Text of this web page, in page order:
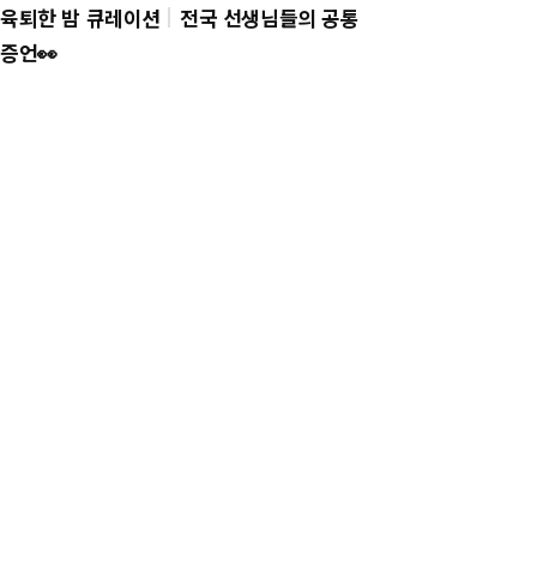
육퇴한 밤 큐레이션
전국 선생님들의 공통
증언👀